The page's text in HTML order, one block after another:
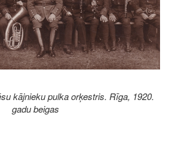
kājnieku pulka orķestris. Rīga, 1920.
gadu beigas